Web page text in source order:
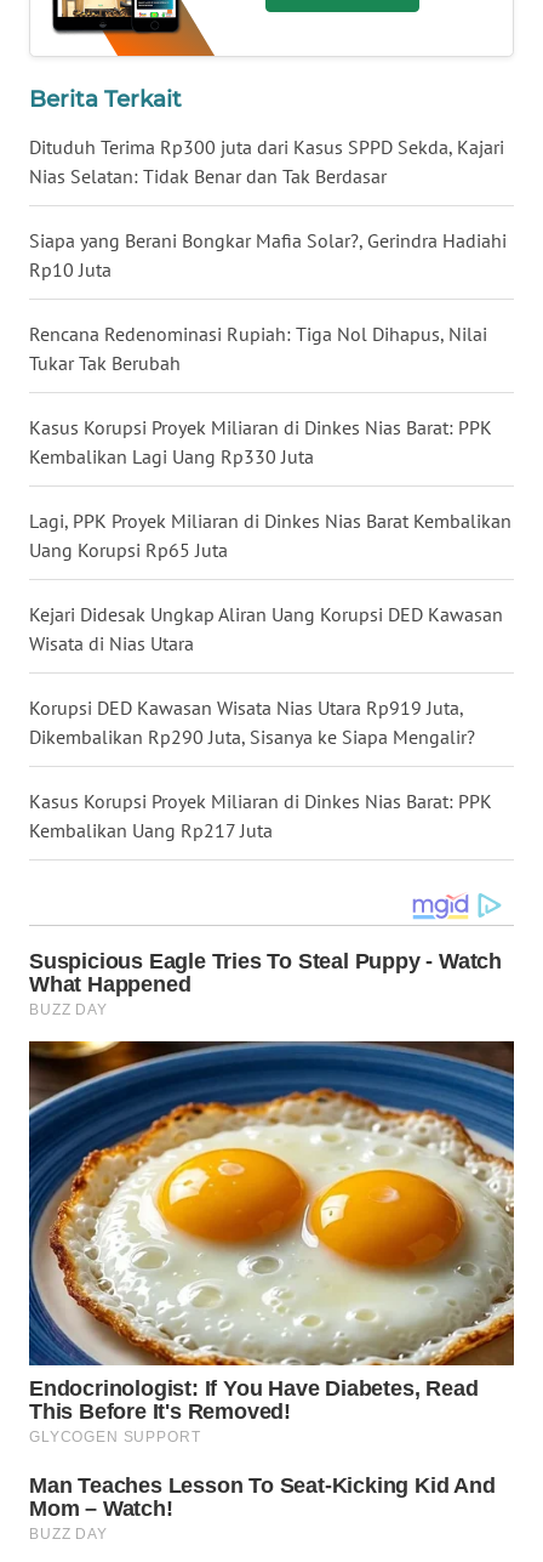
Berita Terkait
Dituduh Terima Rp300 juta dari Kasus SPPD Sekda, Kajari
Nias Selatan: Tidak Benar dan Tak Berdasar
Siapa yang Berani Bongkar Mafia Solar?, Gerindra Hadiahi
Rp10 Juta
Rencana Redenominasi Rupiah: Tiga Nol Dihapus, Nilai
Tukar Tak Berubah
Kasus Korupsi Proyek Miliaran di Dinkes Nias Barat: PPK
Kembalikan Lagi Uang Rp330 Juta
Lagi, PPK Proyek Miliaran di Dinkes Nias Barat Kembalikan
Uang Korupsi Rp65 Juta
Kejari Didesak Ungkap Aliran Uang Korupsi DED Kawasan
Wisata di Nias Utara
Korupsi DED Kawasan Wisata Nias Utara Rp919 Juta,
Dikembalikan Rp290 Juta, Sisanya ke Siapa Mengalir?
Kasus Korupsi Proyek Miliaran di Dinkes Nias Barat: PPK
Kembalikan Uang Rp217 Juta
BALI
KALBAR
WN
WN
KALTARA
WN
KALSEL
WN
KALTIM
WN
SULSEL
WN
GORONTALO
WN
SULUT
WN
MALUKU
WN
DAIRI
WN
DANAU
TOBA
WN
NIAS
WN
LANGKAT
WN
TAPANULI
SELATAN
WN
TANJUNG
LESUNG